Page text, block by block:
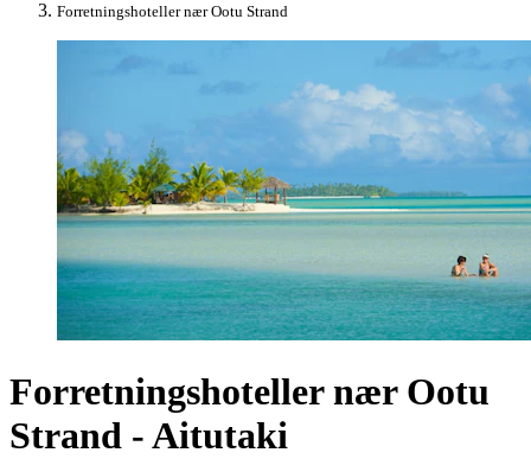
Forretningshoteller nær Ootu Strand
Forretningshoteller nær Ootu
Strand - Aitutaki